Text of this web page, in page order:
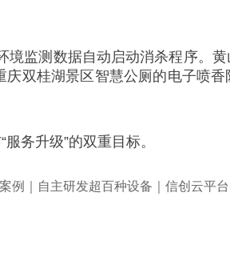
监测数据自动启动消杀程序。
双桂湖景区智慧公厕的电子喷
务升级”的双重目标。